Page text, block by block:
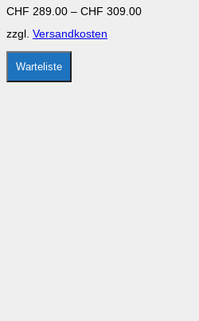
Die
können
auf
der
Produktseite
gewählt
CHF 289.00 – CHF 309.00
zzgl. Versandkosten
Warteliste